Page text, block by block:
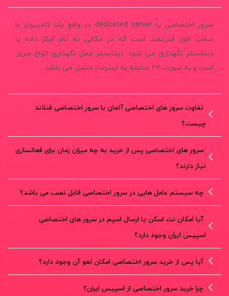
سرور اختصاصی یا dedicated server در واقع یک کامپیوتر با
سخت افزار قدرتمند است که در مکانی به نام مرکز داده یا
دیتاسنتر نگهداری می شود. دیتاسنتر محل نگهداری انواع سرور
است و به صورت ۲۴ ساعته به اینترنت متصل می باشد.
تفاوت سرور های اختصاصی آلمان با سرور اختصاصی فنلاند
چیست؟
سرور های اختصاصی پس از خرید به چه میزان زمان برای فعالسازی
نیاز دارند؟
چه سیستم عامل هایی در سرور اختصاصی قابل نصب می باشد؟
آیا امکان نت اسکن یا ارسال اسپم در سرور های اختصاصی
اسپیس ایران وجود دارد؟
آیا پس از خرید سرور اختصاصی امکان لغو آن وجود دارد؟
چرا خرید سرور اختصاصی از اسپیس ایران؟